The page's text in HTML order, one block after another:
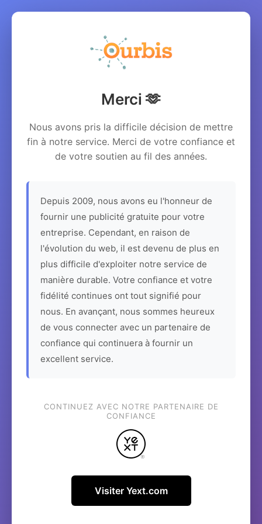
Merci 🫶
Nous avons pris la difficile décision de mettre
fin à notre service. Merci de votre confiance et
de votre soutien au fil des années.
Depuis 2009, nous avons eu l'honneur de
fournir une publicité gratuite pour votre
entreprise. Cependant, en raison de
l'évolution du web, il est devenu de plus en
plus difficile d'exploiter notre service de
manière durable. Votre confiance et votre
fidélité continues ont tout signifié pour
nous. En avançant, nous sommes heureux
de vous connecter avec un partenaire de
confiance qui continuera à fournir un
excellent service.
CONTINUEZ AVEC NOTRE PARTENAIRE DE
CONFIANCE
Visiter Yext.com